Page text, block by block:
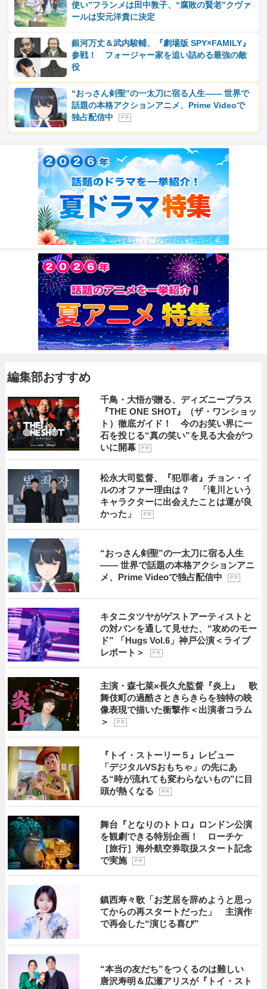
使い”フランメは田中敦子、“腐敗の賢老”クヴァ
ールは安元洋貴に決定
銀河万丈＆武内駿輔、『劇場版 SPY×FAMILY』
参戦！ フォージャー家を追い詰める最強の敵
役
“おっさん剣聖”の一太刀に宿る人生―― 世界で
話題の本格アクションアニメ、Prime Videoで
独占配信中
P R
編集部おすすめ
千鳥・大悟が贈る、ディズニープラス
『THE ONE SHOT』（ザ・ワンショッ
ト）徹底ガイド！ 今のお笑い界に一
石を投じる“真の笑い”を見る大会がつ
いに開幕
P R
松永大司監督、『犯罪者』チョン・イ
ルのオファー理由は？ 「滝川という
キャラクターに出会えたことは運が良
かった」
P R
“おっさん剣聖”の一太刀に宿る人生
―― 世界で話題の本格アクションアニ
メ、Prime Videoで独占配信中
P R
キタニタツヤがゲストアーティストと
の対バンを通して見せた、“攻めのモー
ド” 「Hugs Vol.6」神戸公演＜ライブ
レポート＞
P R
主演・森七菜×長久允監督『炎上』 歌
舞伎町の過酷さときらきらを独特の映
像表現で描いた衝撃作＜出演者コラム
＞
P R
『トイ・ストーリー５』レビュー
「デジタルVSおもちゃ」の先にあ
る“時が流れても変わらないもの”に目
頭が熱くなる
P R
舞台『となりのトトロ』ロンドン公演
を観劇できる特別企画！ ローチケ
［旅行］海外航空券取扱スタート記念
で実施
P R
鎮西寿々歌「お芝居を辞めようと思っ
てからの再スタートだった」 主演作
で再会した“演じる喜び”
“本当の友だち”をつくるのは難しい
唐沢寿明＆広瀬アリスが『トイ・スト